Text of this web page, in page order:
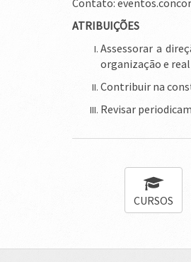
Contato:
ATRIBUIÇÕES
Assessorar a
organização e
Contribuir na
Revisar
CURSOS